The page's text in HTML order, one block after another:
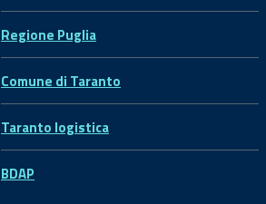
Regione Puglia
Comune di Taranto
Taranto logistica
BDAP